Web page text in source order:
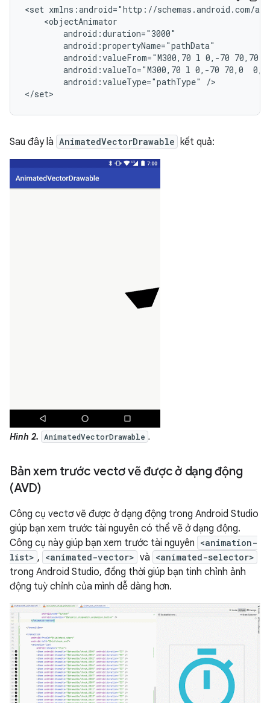
<set
android:valueFrom="M300,70 l 0,-70 70,70
android:valueTo="M300,70 l 0,-70 70,0
android:valueType="pathType"
/>
</set>
Sau đây là AnimatedVectorDrawable kết quả:
Hình 2. AnimatedVectorDrawable .
Bản xem trước vectơ vẽ được ở dạng động
(AVD)
Công cụ vectơ vẽ được ở dạng động trong Android Studio
giúp bạn xem trước tài nguyên có thể vẽ ở dạng động.
Công cụ này giúp bạn xem trước tài nguyên <animation-
list> , <animated-vector> và <animated-selector>
trong Android Studio, đồng thời giúp bạn tinh chỉnh ảnh
động tuỳ chỉnh của mình dễ dàng hơn.